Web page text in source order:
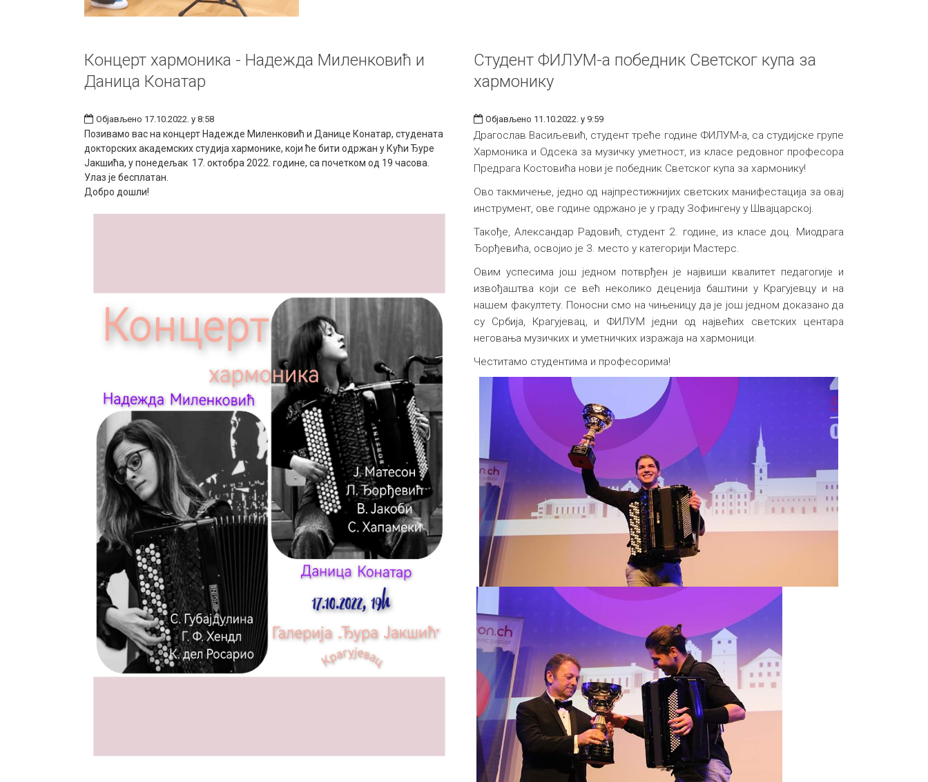
Концерт хармоника - Надежда Миленковић и
Даница Конатар
Објављено 17.10.2022. у 8:58
Позивамо вас на концерт Надежде Миленковић и Данице Конатар, студената
докторских академских студија хармонике, који ће бити одржан у Кући Ђуре
Јакшића, у понедељак 17. октобра 2022. године, са почетком од 19 часова.
Улаз је бесплатан.
Добро дошли!
Студент ФИЛУМ-а победник Светског купа за
хармонику
Објављено 11.10.2022. у 9:59
Драгослав Васиљевић, студент треће године ФИЛУМ-а, са студијске групе
Хармоника и Одсека за музичку уметност, из класе редовног професора
Предрага Костовића нови је победник Светског купа за хармонику!
Ово такмичење, једно од најпрестижнијих светских манифестација за овај
инструмент, ове године одржано је у граду Зофингену у Швајцарској.
Такође, Александар Радовић, студент 2. године, из класе доц. Миодрага
Ђорђевића, освојио је 3. место у категорији Мастерс.
Овим успесима још једном потврђен је највиши квалитет педагогије и
извођаштва који се већ неколико деценија баштини у Крагујевцу и на
нашем факултету. Поносни смо на чињеницу да је још једном доказано да
су Србија, Крагујевац, и ФИЛУМ једни од највећих светских центара
неговања музичких и уметничких изражаја на хармоници.
Честитамо студентима и професорима!